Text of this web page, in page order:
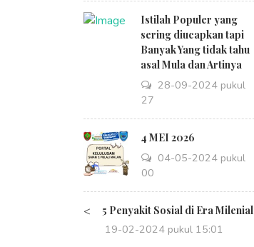
Istilah Populer yang
sering diucapkan tapi
Banyak Yang tidak tahu
asal Mula dan Artinya
28-09-2024 pukul
14:27
4 MEI 2026
04-05-2024 pukul
08:00
< 5 Penyakit Sosial di Era Milenial
19-02-2024 pukul 15:01